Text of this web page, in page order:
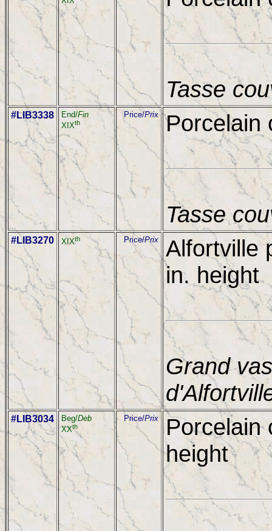
Tasse
#LIB3338 End/Fin
XIXth
Price/Prix Porcelain
Tasse
#LIB3270 XIXth Price/Prix
Alfortville
in. height
Grand
#LIB3034 Beg/Deb
XXth
Price/Prix
height